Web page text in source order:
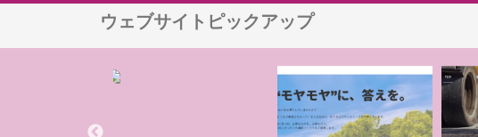
ウェブサイトピックアップ